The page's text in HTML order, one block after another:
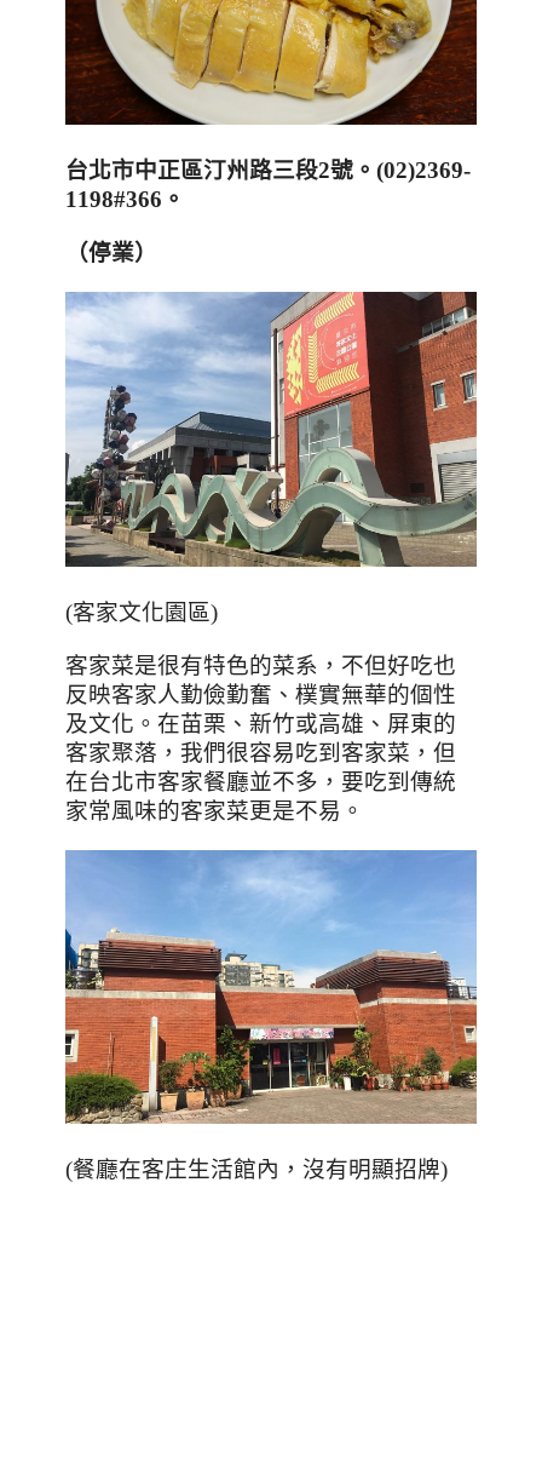
台北市中正區汀州路三段2號。 (02)2369-
1198#366 。
（停業）
(客家文化園區)
客家菜是很有特色的菜系，不但好吃也
反映客家人勤儉勤奮、樸實無華的個性
及文化。在苗栗、新竹或高雄、屏東的
客家聚落，我們很容易吃到客家菜，但
在台北市客家餐廳並不多，要吃到傳統
家常風味的客家菜更是不易。
(餐廳在客庄生活館內，沒有明顯招牌)